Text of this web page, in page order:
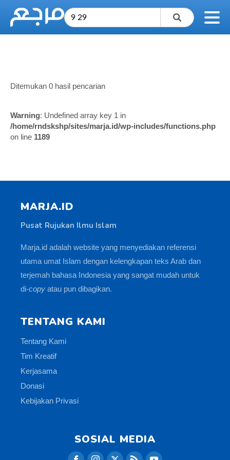
Ditemukan 0 hasil pencarian
Warning: Undefined array key 1 in
/home/rndskshp/sites/marja.id/wp-includes/functions.php
on line 1189
MARJA.ID
Pusat Rujukan Ilmu Islam
Marja.id adalah website yang menyediakan referensi
utama umat Islam dengan kelengkapan teks Arab dan
terjemah bahasa Indonesia yang sangat mudah untuk
di-copy atau pun dibagikan.
TENTANG KAMI
Tentang Kami
Tim Kreatif
Kerjasama
Donasi
Kebijakan Privasi
SOSIAL MEDIA